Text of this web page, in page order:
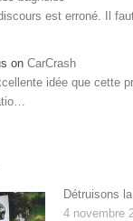
est erroné. Il
on CarCrash
idée que cette
Détruisons
4 novembre